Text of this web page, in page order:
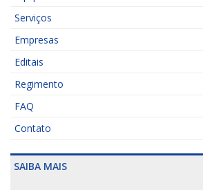
Serviços
Empresas
Editais
Regimento
FAQ
Contato
SAIBA MAIS